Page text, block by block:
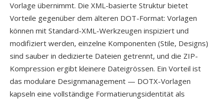
Vorlage übernimmt. Die XML-basierte Struktur bietet
Vorteile gegenüber dem älteren DOT-Format: Vorlagen
können mit Standard-XML-Werkzeugen inspiziert und
modifiziert werden, einzelne Komponenten (Stile, Designs)
sind sauber in dedizierte Dateien getrennt, und die ZIP-
Kompression ergibt kleinere Dateigrössen. Ein Vorteil ist
das modulare Designmanagement — DOTX-Vorlagen
kapseln eine vollständige Formatierungsidentität als